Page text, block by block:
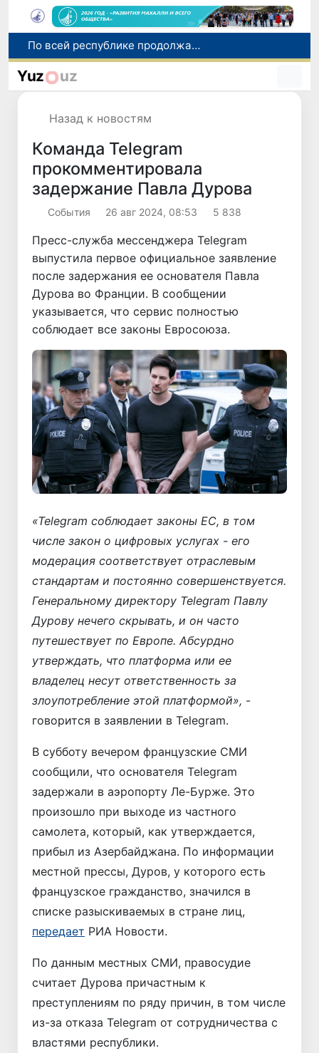
Оказавшийся в сложной ситуации в Германии соотечественник возвращен в Узбекистан
В Узбекистане определили порядок создания и эксплуатации платных автодорог
Yuz uz
Назад к новостям
Команда Telegram
прокомментировала
задержание Павла Дурова
Cобытия 26 авг 2024, 08:53 5 838
Пресс-служба мессенджера Telegram
выпустила первое официальное заявление
после задержания ее основателя Павла
Дурова во Франции. В сообщении
указывается, что сервис полностью
соблюдает все законы Евросоюза.
«Telegram соблюдает законы ЕС, в том
числе закон о цифровых услугах - его
модерация соответствует отраслевым
стандартам и постоянно совершенствуется.
Генеральному директору Telegram Павлу
Дурову нечего скрывать, и он часто
путешествует по Европе. Абсурдно
утверждать, что платформа или ее
владелец несут ответственность за
злоупотребление этой платформой», -
говорится в заявлении в Telegram.
В субботу вечером французские СМИ
сообщили, что основателя Telegram
задержали в аэропорту Ле-Бурже. Это
произошло при выходе из частного
самолета, который, как утверждается,
прибыл из Азербайджана. По информации
местной прессы, Дуров, у которого есть
французское гражданство, значился в
списке разыскиваемых в стране лиц,
передает РИА Новости.
По данным местных СМИ, правосудие
считает Дурова причастным к
преступлениям по ряду причин, в том числе
из-за отказа Telegram от сотрудничества с
властями республики.